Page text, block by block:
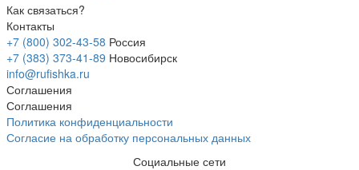
Как связаться?
Контакты
+7 (800) 302-43-58 Россия
+7 (383) 373-41-89 Новосибирск
info@rufishka.ru
Соглашения
Соглашения
Политика конфиденциальности
Согласие на обработку персональных данных
Социальные сети